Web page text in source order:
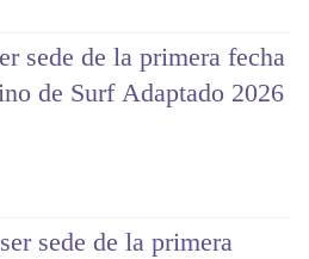
sede de la primera fecha
de Surf Adaptado 2026
sede de la primera